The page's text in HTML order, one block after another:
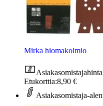
Mirka hiomakolmio
Asiakasomistajahinta
Etukorttia:8,90 €
Asiakasomistaja-